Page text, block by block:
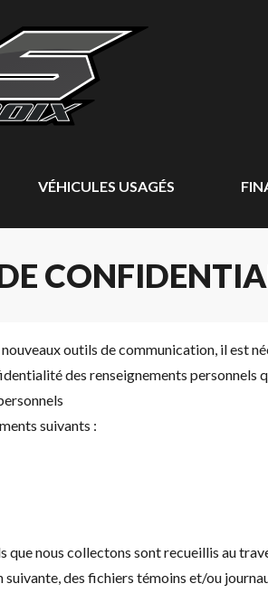
VÉHICULES USAGÉS
outils de communication, il est
des renseignements personnels
suivants :
que nous collectons sont recueillis au
suivante, des fichiers témoins et/ou